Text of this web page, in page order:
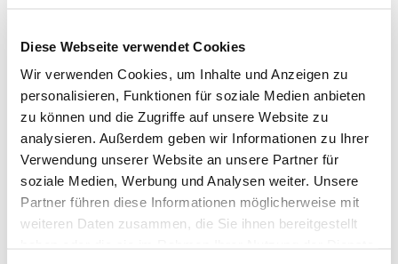
Diese Webseite verwendet Cookies
Wir verwenden Cookies, um Inhalte und Anzeigen zu
personalisieren, Funktionen für soziale Medien anbieten
zu können und die Zugriffe auf unsere Website zu
analysieren. Außerdem geben wir Informationen zu Ihrer
Verwendung unserer Website an unsere Partner für
soziale Medien, Werbung und Analysen weiter. Unsere
Partner führen diese Informationen möglicherweise mit
weiteren Daten zusammen, die Sie ihnen bereitgestellt
Recommend
100% KUNDEN EMPFEHLEN DIESES PRODUKT
REZENSION VERFASSEN
Produktbeschreibung
Frühzeitige diätetische Maßnahmen sind empfehlenswert! Die
diätetische Behandlung bei chronischer Niereninsuffizienz des Tieres ist
lebenslang beizubehalten. Mit Rind